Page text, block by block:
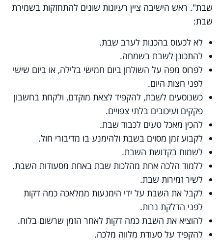
שבת". ראש הישיבה ציין רעיונות שונים להתחזקות בשמירת
שבת:
לא לכעוס בהכנות לערב שבת.
להתכונן לשבת בשמחה.
לפרוס מפה על השולחן ביום חמישי בלילה, או ביום שישי
לפני חצות היום.
כשנוסעים לשבת, להקפיד לצאת מוקדם, ולקחת בחשבון
פקקים ועיכובים בלתי צפויים.
להכין מאכל טעים לכבוד שבת.
לקבוע זמן מסוים בשבת ולהימנע בו מדיבורי חול.
לשמוח בקדושת השבת.
ללמוד הלכה אחת מהלכות שבת באחת מסעודות השבת.
לשיר זמירות שבת.
לקבל את השבת על ידי הימנעות ממלאכה כמה דקות
לפני הדלקת נרות.
להוציא את השבת כמה דקות לאחר הזמן שרשום בלוח.
להקפיד על סעודת מלווה מלכה.